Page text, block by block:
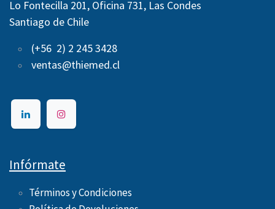
Lo Fontecilla 201, Oficina 731, Las Condes
Santiago de Chile
(+56 2) 2 245 3428
ventas@thiemed.cl
Infórmate
Términos y Condiciones